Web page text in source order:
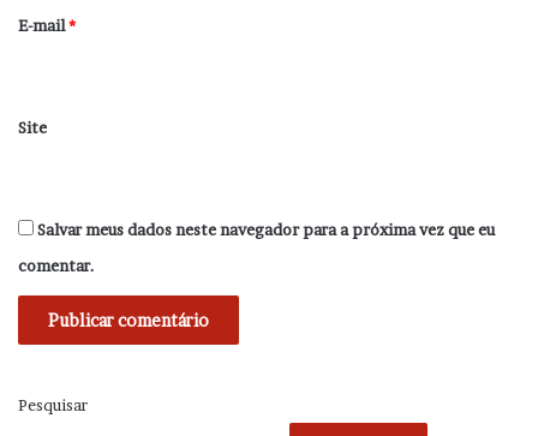
*
E-mail*
Site
Salvar meus dados neste navegador para a próxima vez que eu
comentar.
Pesquisar